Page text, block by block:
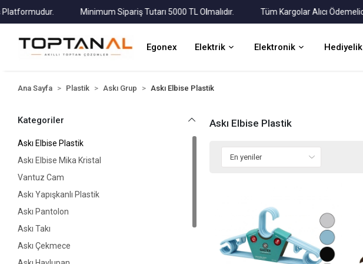
Minimum Sipariş Tutarı 5000 TL Olmalıdır. Tüm Kargolar Alıcı Ödemelidir!
Egonex Elektrik Elektronik Hediyelik
Ana Sayfa Plastik Askı Grup Askı Elbise Plastik
Kategoriler
Askı Elbise Plastik
Askı Elbise Mika Kristal
Vantuz Cam
Askı Yapışkanlı Plastik
Askı Pantolon
Askı Takı
Askı Çekmece
Askı Elbise Plastik